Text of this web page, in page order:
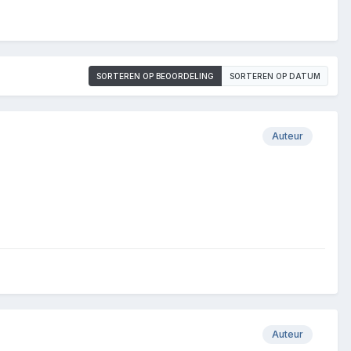
SORTEREN OP BEOORDELING SORTEREN OP DATUM
Auteur
Auteur